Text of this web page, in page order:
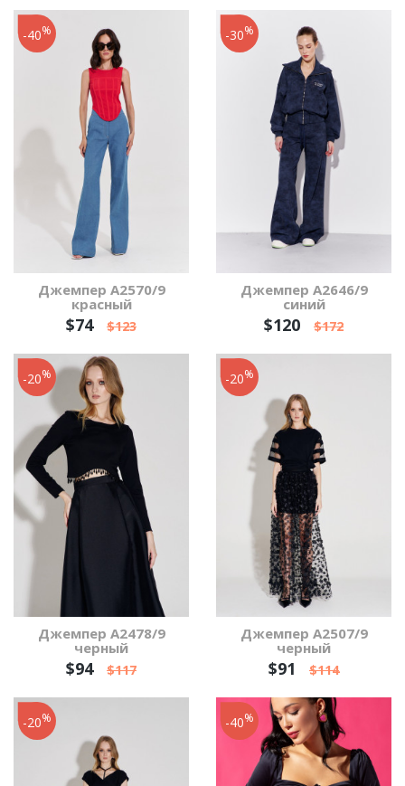
Джемпер А2570/9
красный
$74 $123
-40%
Джемпер А2646/9
синий
$120 $172
-30%
Джемпер А2478/9
черный
$94 $117
-20%
Джемпер А2507/9
черный
$91 $114
-20%
-20% -40%